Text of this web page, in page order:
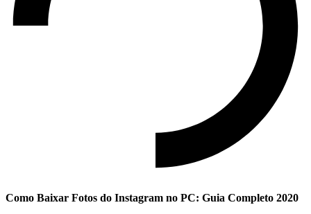
Como Baixar Fotos do Instagram no PC: Guia⁤ Completo 2020